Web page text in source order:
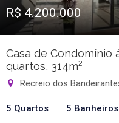
R$ 4.200.000
Casa de Condomínio
quartos, 314m²
Recreio dos
5 Quartos 5 Banheiros